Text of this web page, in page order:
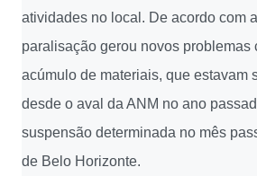
atividades no local. De acordo com
paralisação gerou novos problemas
acúmulo de materiais, que estavam
desde o aval da ANM no ano
suspensão determinada no mês
de Belo Horizonte.